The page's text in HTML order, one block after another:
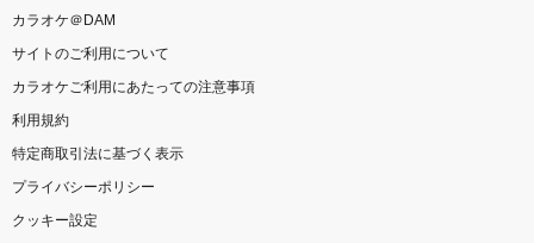
カラオケ＠DAM
サイトのご利用について
カラオケご利用にあたっての注意事項
利用規約
特定商取引法に基づく表示
プライバシーポリシー
クッキー設定